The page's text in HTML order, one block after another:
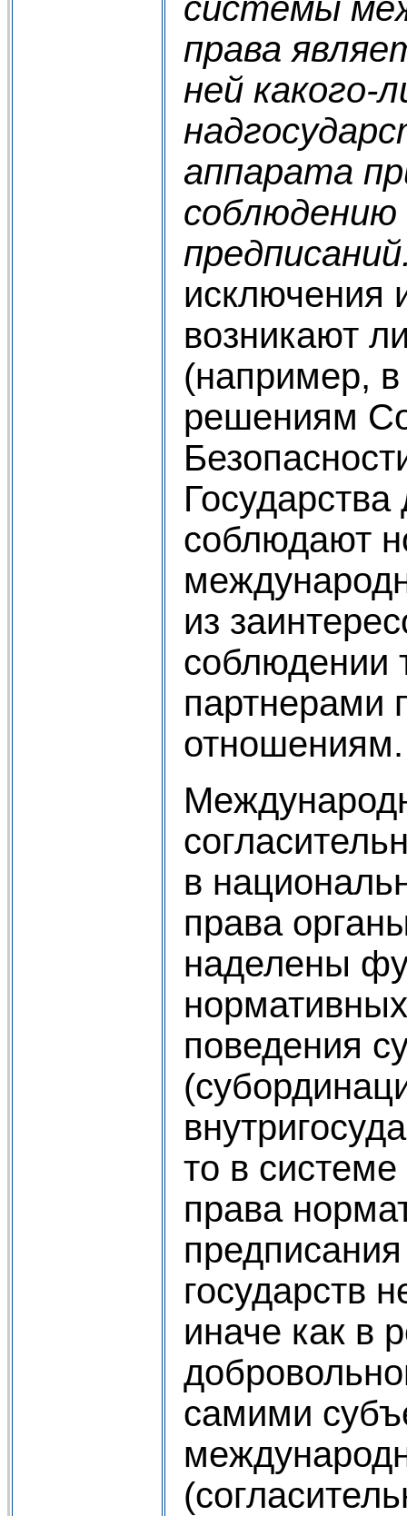
права
ней какого-
аппарата
соблюдению
исключения
возникают
(например,
решениям
соблюдают
из
соблюдении
партнерами
отношениям.
в
права
наделены
поведения
то в
права
государств
иначе как в
самими